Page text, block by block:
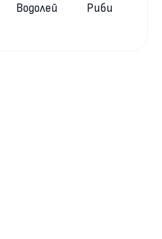
Водолей Риби